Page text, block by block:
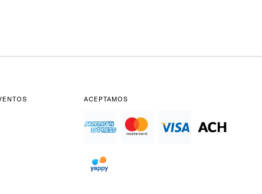
ACEPTAMOS